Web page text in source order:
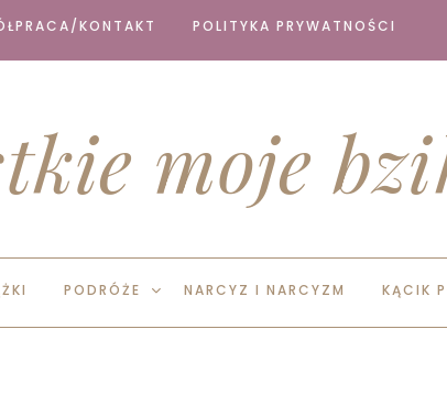
KONTAKT POLITYKA PRYWATNOŚCI
moje
PODRÓŻE NARCYZ I NARCYZM KĄCIK